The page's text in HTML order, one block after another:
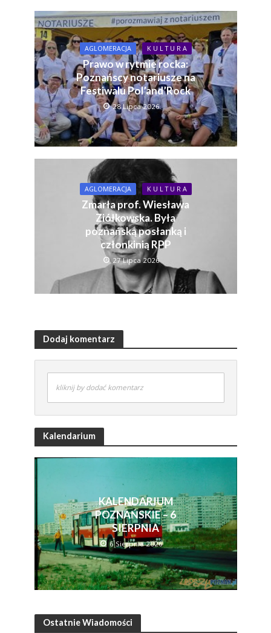
AGLOMERACJA K U L T U R A
Prawo w rytmie rocka:
Poznańscy notariusze na
Festiwalu Pol’and’Rock
28 Lipca 2026
AGLOMERACJA K U L T U R A
Zmarła prof. Wiesława
Ziółkowska. Była
poznańską posłanką i
członkinią RPP
27 Lipca 2026
Dodaj komentarz
kliknij by dodać komentarz
Kalendarium
KALENDARIUM
POZNAŃSKIE – 6
SIERPNIA
6 Sierpnia 2026
Ostatnie Wiadomości